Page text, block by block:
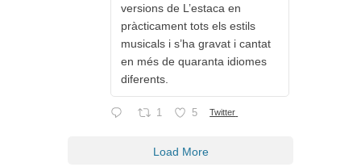
versions de L’estaca en
pràcticament tots els estils
musicals i s’ha gravat i cantat
en més de quaranta idiomes
diferents.
1 5 Twitter
Load More